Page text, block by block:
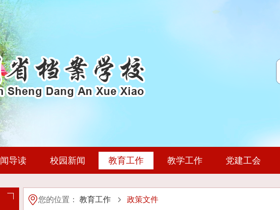
学校简介 领导团队 历史沿革 机构设置
导读 校园新闻 教育工作
政策文件 教育活动 团委学生会 风采展示
教学工作
教育教学动态 科研动态 专业建设 学习资源 师资
党建工会
政策文件 党风廉政 通知公告
招生计划 就业动态 实习基
基地简介 培训信息 培训动
通知公告 专项建设 公开制度 收费公示 人事师
您的位置： 教育工作 政策文件